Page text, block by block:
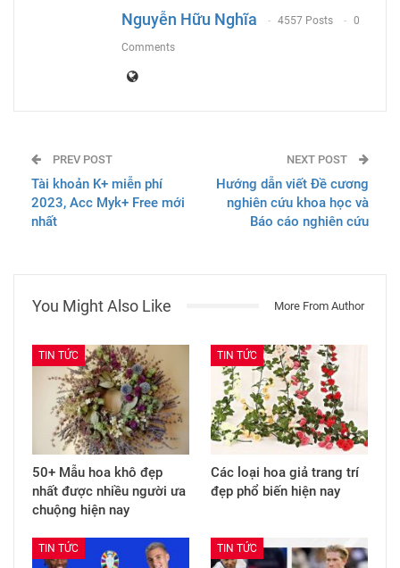
Nguyễn Hữu Nghĩa 4557 Posts 0
Comments
PREV POST
Tài khoản K+ miễn phí
2023, Acc Myk+ Free mới
nhất
NEXT POST
Hướng dẫn viết Đề cương
nghiên cứu khoa học và
Báo cáo nghiên cứu
You Might Also Like More From Author
TIN TỨC
50+ Mẫu hoa khô đẹp
nhất được nhiều người ưa
chuộng hiện nay
TIN TỨC
Các loại hoa giả trang trí
đẹp phổ biến hiện nay
TIN TỨC TIN TỨC